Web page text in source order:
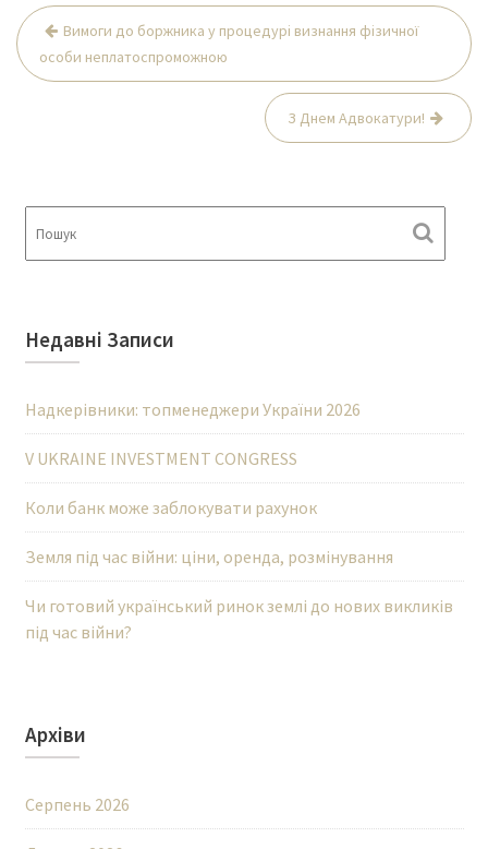
Навігація
записів
Вимоги до боржника у процедурі визнання фізичної
особи неплатоспроможною
З Днем Адвокатури!
Недавні Записи
Надкерівники: топменеджери України 2026
V UKRAINE INVESTMENT CONGRESS
Коли банк може заблокувати рахунок
Земля під час війни: ціни, оренда, розмінування
Чи готовий український ринок землі до нових викликів
під час війни?
Архіви
Серпень 2026